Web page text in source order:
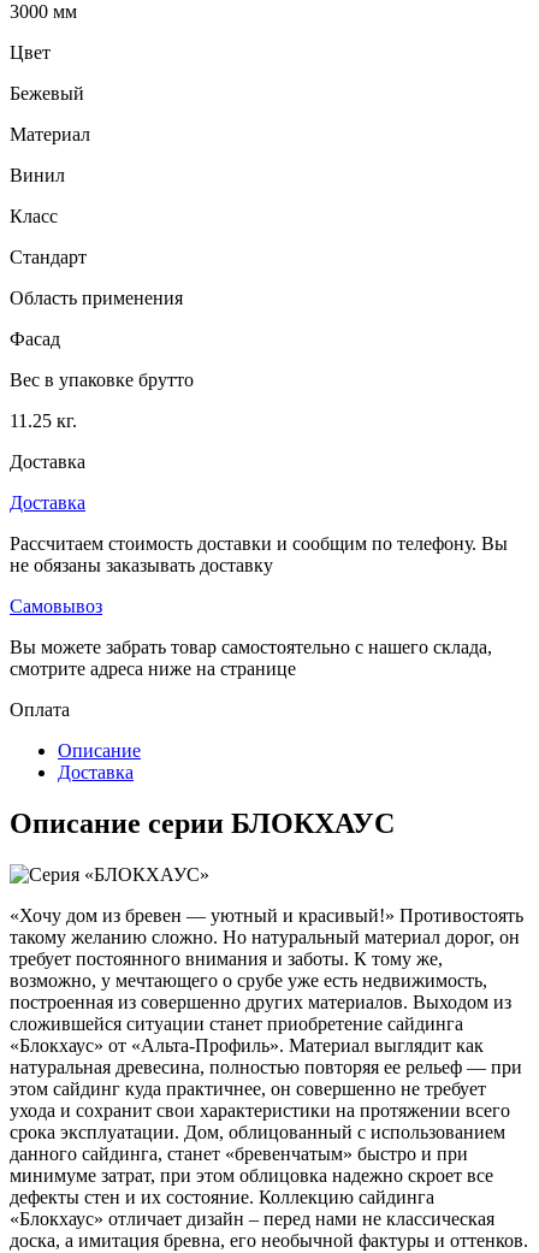
3000 мм
Цвет
Бежевый
Материал
Винил
Класс
Стандарт
Область применения
Фасад
Вес в упаковке брутто
11.25 кг.
Доставка
Доставка
Рассчитаем стоимость доставки и сообщим по телефону. Вы
не обязаны заказывать доставку
Самовывоз
Вы можете забрать товар самостоятельно с нашего склада,
смотрите адреса ниже на странице
Оплата
Описание
Доставка
Описание серии БЛОКХАУС
«Хочу дом из бревен — уютный и красивый!» Противостоять
такому желанию сложно. Но натуральный материал дорог, он
требует постоянного внимания и заботы. К тому же,
возможно, у мечтающего о срубе уже есть недвижимость,
построенная из совершенно других материалов. Выходом из
сложившейся ситуации станет приобретение сайдинга
«Блокхаус» от «Альта-Профиль». Материал выглядит как
натуральная древесина, полностью повторяя ее рельеф — при
этом сайдинг куда практичнее, он совершенно не требует
ухода и сохранит свои характеристики на протяжении всего
срока эксплуатации. Дом, облицованный с использованием
данного сайдинга, станет «бревенчатым» быстро и при
минимуме затрат, при этом облицовка надежно скроет все
дефекты стен и их состояние. Коллекцию сайдинга
«Блокхаус» отличает дизайн – перед нами не классическая
доска, а имитация бревна, его необычной фактуры и оттенков.